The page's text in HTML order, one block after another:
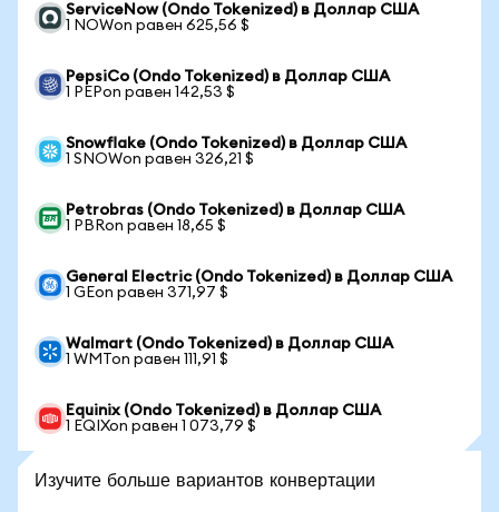
ServiceNow (Ondo Tokenized) в Доллар США
1 NOWon равен 625,56 $
PepsiCo (Ondo Tokenized) в Доллар США
1 PEPon равен 142,53 $
Snowflake (Ondo Tokenized) в Доллар США
1 SNOWon равен 326,21 $
Petrobras (Ondo Tokenized) в Доллар США
1 PBRon равен 18,65 $
General Electric (Ondo Tokenized) в Доллар США
1 GEon равен 371,97 $
Walmart (Ondo Tokenized) в Доллар США
1 WMTon равен 111,91 $
Equinix (Ondo Tokenized) в Доллар США
1 EQIXon равен 1 073,79 $
Изучите больше вариантов конвертации